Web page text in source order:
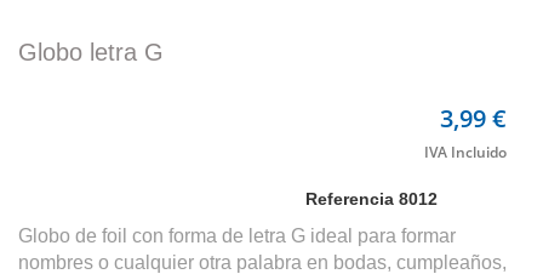
Globo letra G
Referencia8012
3,99 €
Globo de foil con forma de letra G ideal para formar
nombres o cualquier otra palabra en bodas, cumpleaños,